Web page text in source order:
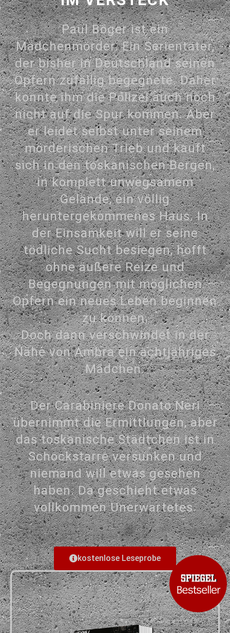
Paul Böger ist ein
Mädchenmörder. Ein Serientäter,
der bisher in Deutschland seinen
Opfern zufällig begegnete. Daher
konnte ihm die Polizei auch noch
nicht auf die Spur kommen. Aber
er leidet selbst unter seinem
mörderischen Trieb und kauft
sich in den toskanischen Bergen,
in komplett unwegsamem
Gelände, ein völlig
heruntergekommenes Haus. In
der Einsamkeit will er seine
tödliche Sucht besiegen, hofft
ohne äußere Reize und
Begegnungen mit möglichen
Opfern ein neues Leben beginnen
zu können.
Doch dann verschwindet in der
Nähe von Ambra ein achtjähriges
Mädchen.
Der Carabiniere Donato Neri
übernimmt die Ermittlungen, aber
das toskanische Städtchen ist in
Schockstarre versunken und
niemand will etwas gesehen
haben. Da geschieht etwas
vollkommen Unerwartetes.
kostenlose Leseprobe